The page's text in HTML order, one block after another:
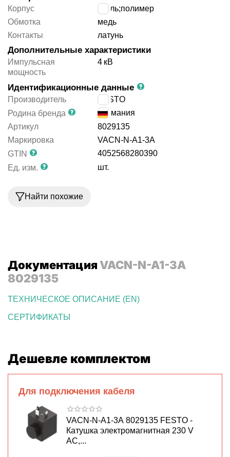
Корпус
сталь;полимер
Обмотка
медь
Контакты
латунь
Дополнительные характеристики
Импульсная
мощность
4 кВ
Идентификационные данные
Производитель
FESTO
Родина бренда
Германия
Артикул
8029135
Маркировка
VACN-N-A1-3A
GTIN
4052568280390
Ед. изм.
шт.
Найти похожие
ДокументацияVACN-N-A1-3A
8029135
ТЕХНИЧЕСКОЕ ОПИСАНИЕ (EN)
СЕРТИФИКАТЫ
Дешевле комплектом
Для подключения кабеля
VACN-N-A1-3A 8029135 FESTO -
Катушка электромагнитная 230 V
AC,...